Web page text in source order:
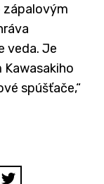
zápalovým
veda. Je
spúšťače,“